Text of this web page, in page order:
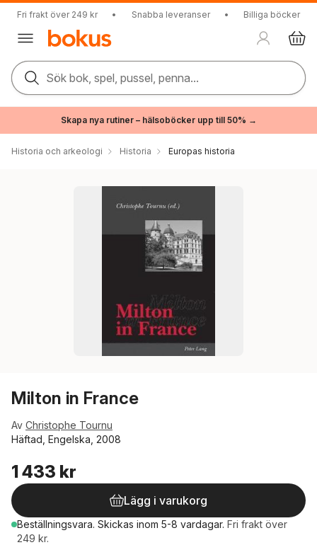
Fri frakt över 249 kr • Snabba leveranser • Billiga böcker
Sök bok, spel, pussel, penna...
Skapa nya rutiner – hälsoböcker upp till 50% →
Historia och arkeologi Historia Europas historia
Milton in France
Av Christophe Tournu
Häftad, Engelska, 2008
1 433 kr
Lägg i varukorg
Beställningsvara. Skickas inom 5-8 vardagar. Fri frakt över
249 kr.